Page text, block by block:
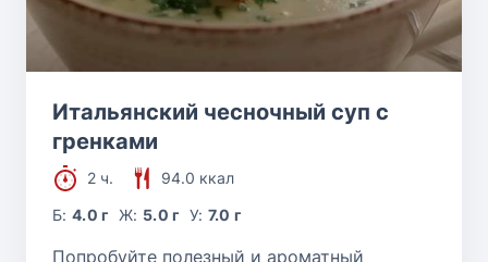
Итальянский чесночный суп с
гренками
2 ч.
94.0 ккал
Б:4.0 г Ж: 5.0 г У: 7.0 г
Попробуйте полезный и ароматный